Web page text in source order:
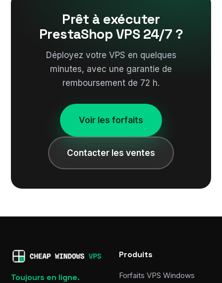
Prêt à exécuter
PrestaShop VPS 24/7 ?
Déployez votre VPS en quelques
minutes, avec une garantie de
remboursement de 72 h.
Voir les forfaits
Contacter les ventes
Toujours en ligne.
Produits
Forfaits VPS Windows